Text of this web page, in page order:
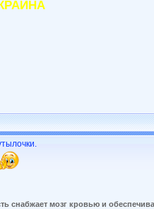
снабжает мозг кровью и